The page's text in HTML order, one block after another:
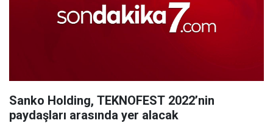
Sanko Holding, TEKNOFEST 2022’nin
paydaşları arasında yer alacak